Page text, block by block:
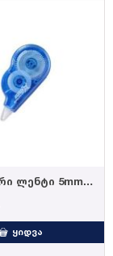
კორექტორი ლენტი 5mm*8m DP-904
ᲧᲘᲓᲕᲐ